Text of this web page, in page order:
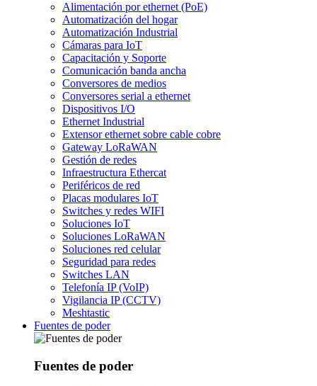
Alimentación por ethernet (PoE)
Automatización del hogar
Automatización Industrial
Cámaras para IoT
Capacitación y Soporte
Comunicación banda ancha
Conversores de medios
Conversores serial a ethernet
Dispositivos I/O
Ethernet Industrial
Extensor ethernet sobre cable cobre
Gateway LoRaWAN
Gestión de redes
Infraestructura Ethercat
Periféricos de red
Placas modulares IoT
Switches y redes WIFI
Soluciones IoT
Soluciones LoRaWAN
Soluciones red celular
Seguridad para redes
Switches LAN
Telefonía IP (VoIP)
Vigilancia IP (CCTV)
Meshtastic
Fuentes de poder
Fuentes de poder